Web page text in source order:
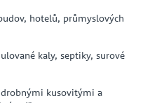
hotelů, průmyslových
kaly, septiky, surové
drobnými kusovitými a